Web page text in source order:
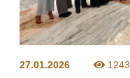
27.01.2026 1243